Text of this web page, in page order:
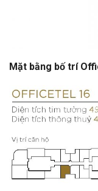
Mặt bằng bố trí